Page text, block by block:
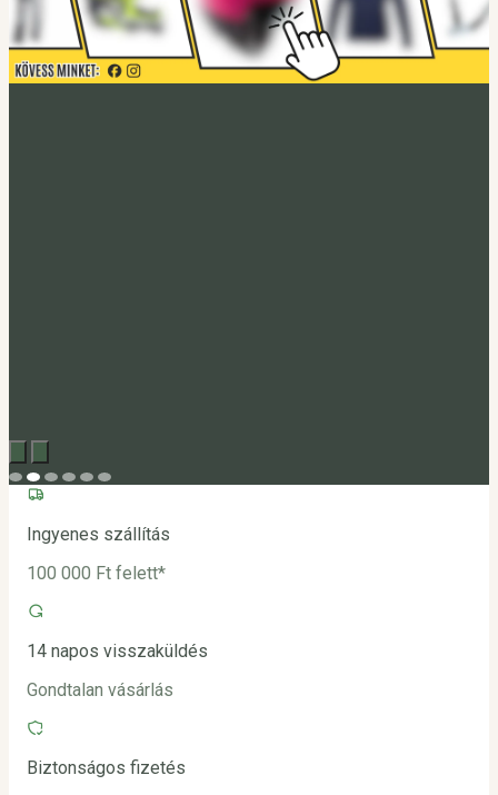
Acerbis akció
Fedezd fel
Ingyenes szállítás
100 000 Ft felett*
14 napos visszaküldés
Gondtalan vásárlás
Biztonságos fizetés